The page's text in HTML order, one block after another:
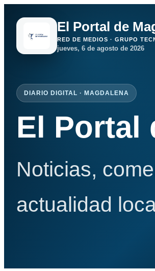
El Portal de
RED DE MEDIOS · GRUPO
jueves, 6 de agosto de 2026
DIARIO DIGITAL · MAGDALENA
El Portal
Noticias,
actualidad